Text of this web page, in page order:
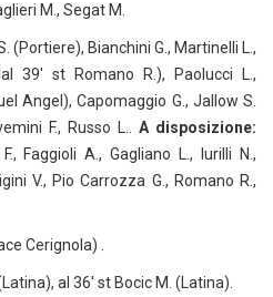
M., Segat M.
(Portiere), Bianchini G., Martinelli L.,
39′ st Romano R.), Paolucci L.,
Angel), Capomaggio G., Jallow S.
F., Russo L.. A disposizione:
Faggioli A., Gagliano L., Iurilli N.,
V., Pio Carrozza G., Romano R.,
Cerignola) .
al 36′ st Bocic M. (Latina).